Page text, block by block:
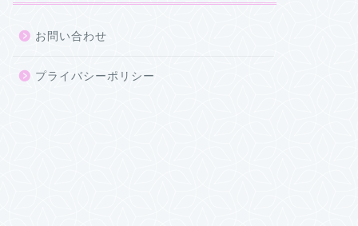
お問い合わせ
プライバシーポリシー